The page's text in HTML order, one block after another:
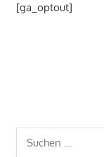
[ga_optout]